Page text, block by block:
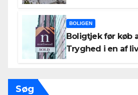
BOLIGEN
Boligtjek før køb
Tryghed i en af
Søg